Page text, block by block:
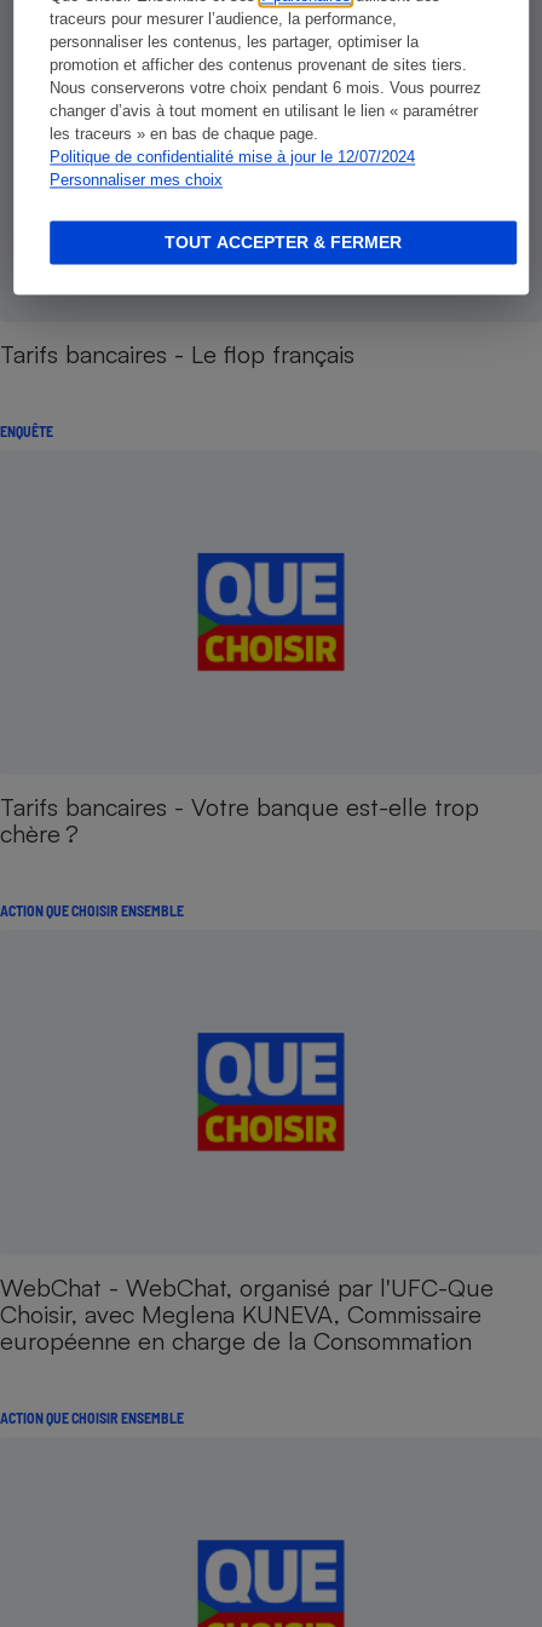
traceurs pour mesurer l’audience, la performance,
personnaliser les contenus, les partager, optimiser la
promotion et afficher des contenus provenant de sites tiers.
Nous conserverons votre choix pendant 6 mois. Vous pourrez
changer d’avis à tout moment en utilisant le lien « paramétrer
les traceurs » en bas de chaque page.
Politique de confidentialité mise à jour le 12/07/2024
Personnaliser mes choix
TOUT ACCEPTER & FERMER
Tarifs bancaires - Le flop français
ENQUÊTE
Tarifs bancaires - Votre banque est-elle trop
chère ?
ACTION QUE CHOISIR ENSEMBLE
WebChat - WebChat, organisé par l'UFC-Que
Choisir, avec Meglena KUNEVA, Commissaire
européenne en charge de la Consommation
ACTION QUE CHOISIR ENSEMBLE